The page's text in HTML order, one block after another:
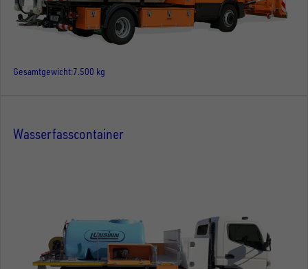
Gesamtgewicht 7.500 kg
Wasserfasscontainer